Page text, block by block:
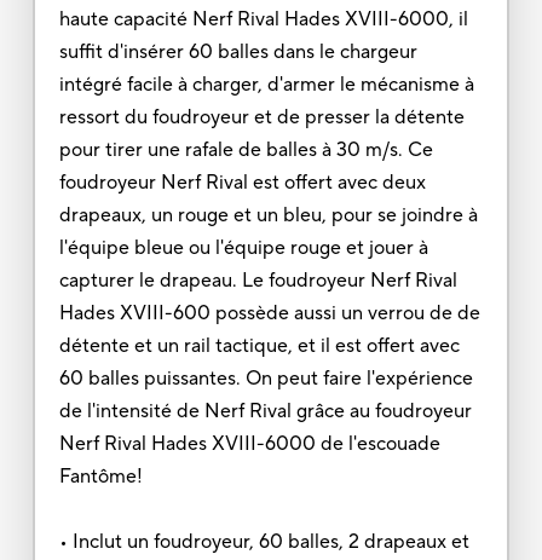
haute capacité Nerf Rival Hades XVIII-6000, il
suffit d'insérer 60 balles dans le chargeur
intégré facile à charger, d'armer le mécanisme à
ressort du foudroyeur et de presser la détente
pour tirer une rafale de balles à 30 m/s. Ce
foudroyeur Nerf Rival est offert avec deux
drapeaux, un rouge et un bleu, pour se joindre à
l'équipe bleue ou l'équipe rouge et jouer à
capturer le drapeau. Le foudroyeur Nerf Rival
Hades XVIII-600 possède aussi un verrou de de
détente et un rail tactique, et il est offert avec
60 balles puissantes. On peut faire l'expérience
de l'intensité de Nerf Rival grâce au foudroyeur
Nerf Rival Hades XVIII-6000 de l'escouade
Fantôme!
• Inclut un foudroyeur, 60 balles, 2 drapeaux et